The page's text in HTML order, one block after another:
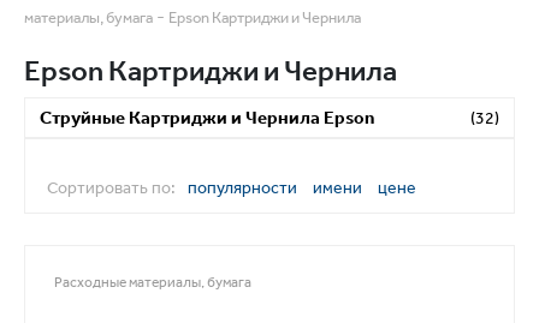
материалы, бумага - Epson Картриджи и Чернила
Epson Картриджи и Чернила
Струйные Картриджи и Чернила Epson (32)
Сортировать по: популярности имени цене
Расходные материалы, бумага